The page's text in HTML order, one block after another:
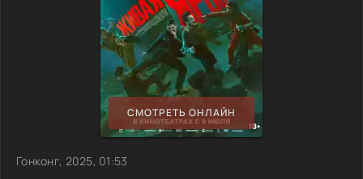
СМОТРЕТЬ ОНЛАЙН
Гонконг, 2025, 01:53